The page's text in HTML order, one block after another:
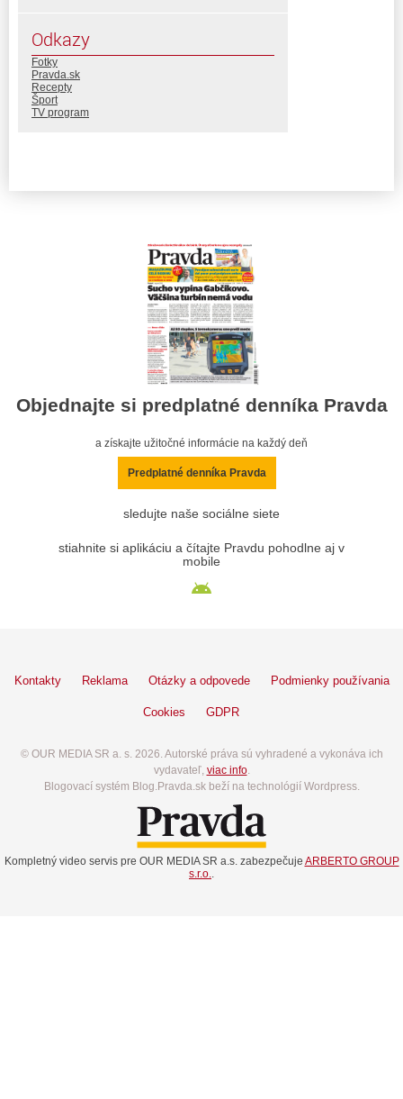
Odkazy
Fotky
Pravda.sk
Recepty
Šport
TV program
Objednajte si predplatné denníka Pravda
a získajte užitočné informácie na každý deň
Predplatné denníka Pravda
sledujte naše sociálne siete
stiahnite si aplikáciu a čítajte Pravdu pohodlne aj v
mobile
Kontakty Reklama Otázky a odpovede Podmienky používania
Cookies GDPR
© OUR MEDIA SR a. s. 2026. Autorské práva sú vyhradené a vykonáva ich
vydavateľ, viac info.
Blogovací systém Blog.Pravda.sk beží na technológií Wordpress.
Kompletný video servis pre OUR MEDIA SR a.s. zabezpečuje ARBERTO GROUP
s.r.o..